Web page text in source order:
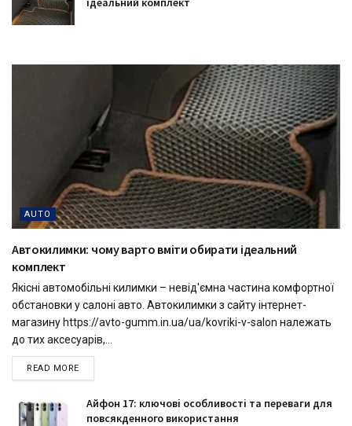
AUTO
Автокилимки: чому варто вміти обирати ідеальний
комплект
Якісні автомобільні килимки – невід'ємна частина комфортної
обстановки у салоні авто. Автокилимки з сайту інтернет-
магазину https://avto-gumm.in.ua/ua/kovriki-v-salon належать
до тих аксесуарів,...
READ MORE
Айфон 17: ключові особливості та переваги для
повсякденного використання